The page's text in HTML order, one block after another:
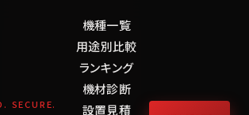
SECURE.
機種一覧
用途別比較
ランキング
機材診断
設置見積